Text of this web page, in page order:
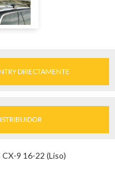
DIRECTAMENTE
9 16-22 (Liso)